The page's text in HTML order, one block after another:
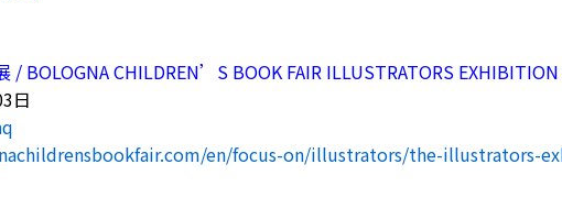
/ BOLOGNA CHILDREN’S BOOK FAIR ILLUSTRATORS
日
en/focus-on/illustrators/the-illustrators-